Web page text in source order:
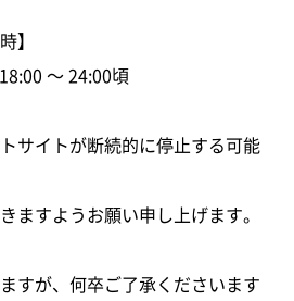
】
～ 24:00頃
サイトが断続的に停止する可能
ますようお願い申し上げます。
すが、何卒ご了承くださいます